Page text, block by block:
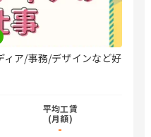
ィア/事務/デザインなど好
平均工賃
(月額)
-